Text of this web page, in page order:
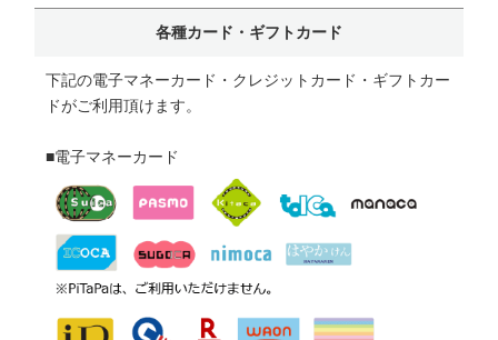
各種カード・ギフトカード
下記の電子マネーカード・クレジットカード・ギフトカー
ドがご利用頂けます。